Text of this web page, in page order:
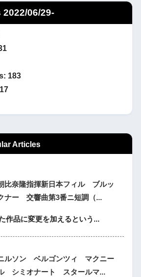
06/29-
183
Articles
比奈隆指揮新日本フィル ブルッ
ナー 交響曲第3番ニ短調（...
作品に変更を加えるという...
ルソン ベルゴンツィ マクニー
シミオナート スタールマ...